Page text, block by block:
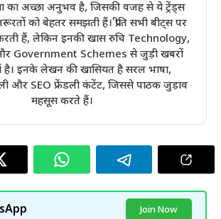
का अच्छा अनुभव है, जिसकी वजह से ये ट्रेंड्स
को बेहतर समझती हैं। प्रीति सभी बीट्स पर
हैं, लेकिन इनकी खास रुचि Technology,
Government Schemes से जुड़ी खबरों
इनके लेखन की खासियत है सरल भाषा,
और SEO फ्रेंडली कंटेंट, जिससे पाठक जुड़ाव
महसूस करते हैं।
Join Now